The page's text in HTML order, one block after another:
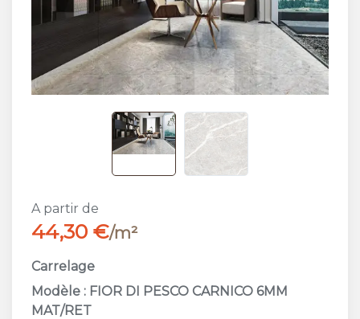
A partir de
44,30 €/m²
Carrelage
Modèle : FIOR DI PESCO CARNICO 6MM
MAT/RET